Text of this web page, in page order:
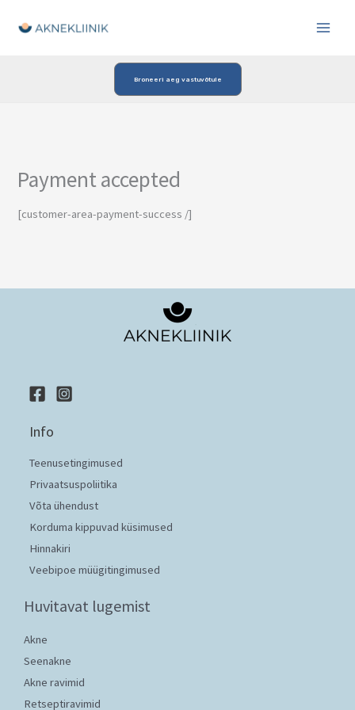
Broneeri aeg vastuvõtule
Payment accepted
[customer-area-payment-success /]
Info
Teenusetingimused
Privaatsuspoliitika
Võta ühendust
Korduma kippuvad küsimused
Hinnakiri
Veebipoe müügitingimused
Huvitavat lugemist
Akne
Seenakne
Akne ravimid
Retseptiravimid